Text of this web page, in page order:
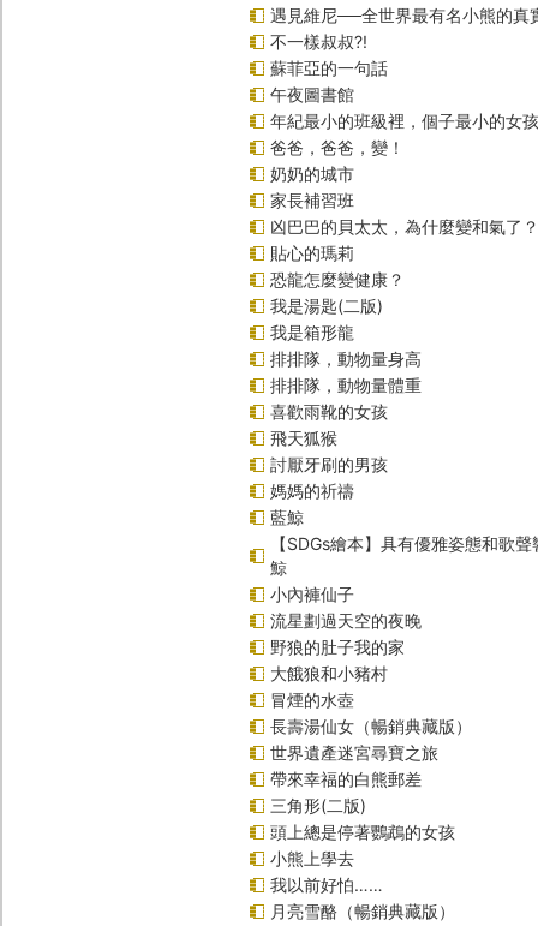
遇見維尼──全世界最有名小熊的真
不一樣叔叔?!
蘇菲亞的一句話
午夜圖書館
年紀最小的班級裡，個子最小的女
爸爸，爸爸，變！
奶奶的城市
家長補習班
凶巴巴的貝太太，為什麼變和氣了？
貼心的瑪莉
恐龍怎麼變健康？
我是湯匙(二版)
我是箱形龍
排排隊，動物量身高
排排隊，動物量體重
喜歡雨靴的女孩
飛天狐猴
討厭牙刷的男孩
媽媽的祈禱
藍鯨
【SDGs繪本】具有優雅姿態和歌
鯨
小內褲仙子
流星劃過天空的夜晚
野狼的肚子我的家
大餓狼和小豬村
冒煙的水壺
長壽湯仙女（暢銷典藏版）
世界遺產迷宮尋寶之旅
帶來幸福的白熊郵差
三角形(二版)
頭上總是停著鸚鵡的女孩
小熊上學去
我以前好怕……
月亮雪酪（暢銷典藏版）